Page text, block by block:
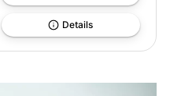
Details